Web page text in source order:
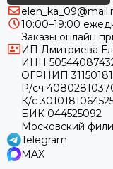
10:00–19:00
Заказы онлайн
ИП Дмитриева
ИНН
ОГРНИП
Р/сч
К/с
БИК 044525092
Московский
Telegram
MAX